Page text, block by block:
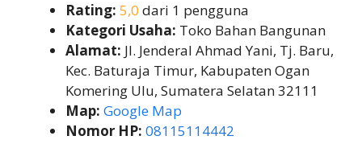
Rating: 5,0 dari 1 pengguna
Kategori Usaha: Toko Bahan Bangunan
Alamat: Jl. Jenderal Ahmad Yani, Tj. Baru,
Kec. Baturaja Timur, Kabupaten Ogan
Komering Ulu, Sumatera Selatan 32111
Map: Google Map
Nomor HP: 08115114442